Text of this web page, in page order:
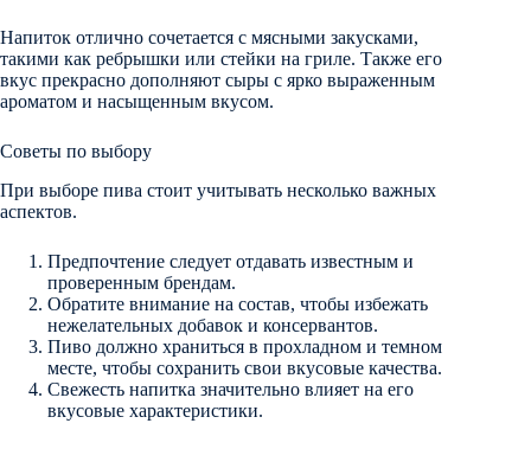
Напиток отлично сочетается с мясными закусками,
такими как ребрышки или стейки на гриле. Также его
вкус прекрасно дополняют сыры с ярко выраженным
ароматом и насыщенным вкусом.
Советы по выбору
При выборе пива стоит учитывать несколько важных
аспектов.
Предпочтение следует отдавать известным и
проверенным брендам.
Обратите внимание на состав, чтобы избежать
нежелательных добавок и консервантов.
Пиво должно храниться в прохладном и темном
месте, чтобы сохранить свои вкусовые качества.
Свежесть напитка значительно влияет на его
вкусовые характеристики.